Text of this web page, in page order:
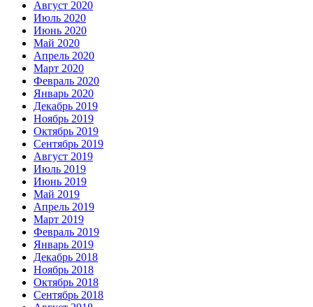
Август 2020
Июль 2020
Июнь 2020
Май 2020
Апрель 2020
Март 2020
Февраль 2020
Январь 2020
Декабрь 2019
Ноябрь 2019
Октябрь 2019
Сентябрь 2019
Август 2019
Июль 2019
Июнь 2019
Май 2019
Апрель 2019
Март 2019
Февраль 2019
Январь 2019
Декабрь 2018
Ноябрь 2018
Октябрь 2018
Сентябрь 2018